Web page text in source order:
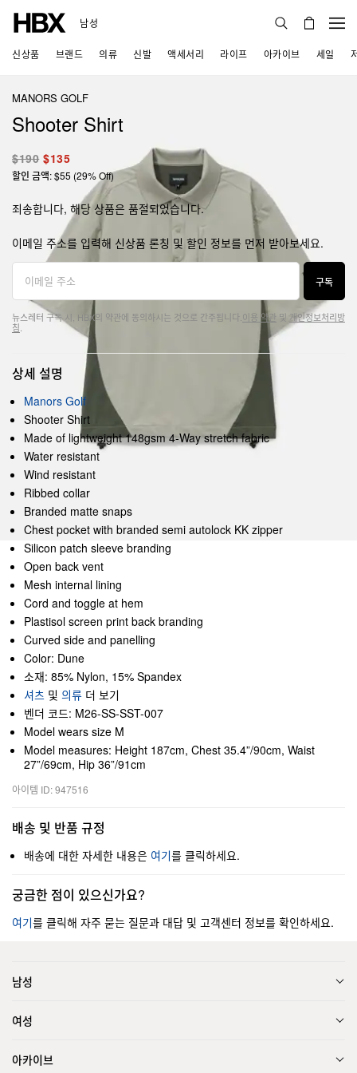
남성
신상품 브랜드 의류 신발 액세서리 라이프 아카이브 세일
MANORS GOLF
Shooter Shirt
$190 $135
할인 금액: $55 (29% Off)
죄송합니다, 해당 상품은 품절되었습니다.
이메일 주소를 입력해 신상품 론칭 및 할인 정보를 먼저 받아보세요.
구독
뉴스레터 구독 시, HBX의 약관에 동의하시는 것으로 간주됩니다. 이용 약관 및 개인정보처리방
침
상세 설명
Manors Golf
Shooter Shirt
Made of lightweight 148gsm 4-Way stretch fabric
Water resistant
Wind resistant
Ribbed collar
Branded matte snaps
Chest pocket with branded semi autolock KK zipper
Silicon patch sleeve branding
Open back vent
Mesh internal lining
Cord and toggle at hem
Plastisol screen print back branding
Curved side and panelling
Color: Dune
소재: 85% Nylon, 15% Spandex
셔츠 및 의류 더 보기
벤더 코드: M26-SS-SST-007
Model wears size M
Model measures: Height 187cm, Chest 35.4”/90cm, Waist
27”/69cm, Hip 36”/91cm
아이템 ID: 947516
배송 및 반품 규정
배송에 대한 자세한 내용은 여기를 클릭하세요.
궁금한 점이 있으신가요?
여기를 클릭해 자주 묻는 질문과 대답 및 고객센터 정보를 확인하세요.
남성
여성
아카이브